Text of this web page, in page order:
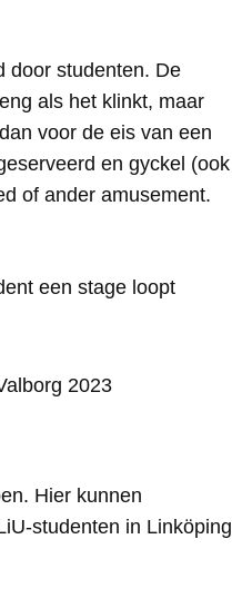
door studenten. De
als het klinkt, maar
voor de eis van een
en gyckel (ook
of ander amusement.
een stage loopt
Hier kunnen
studenten in Linköping